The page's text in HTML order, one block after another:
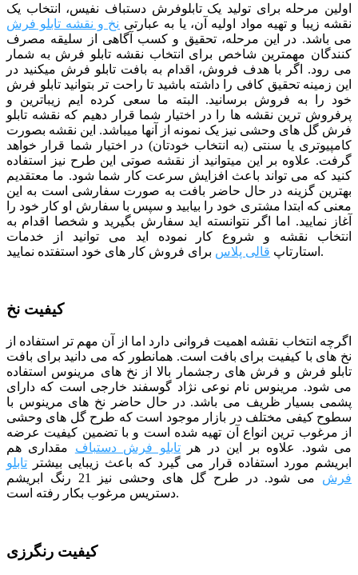
اولین مرحله برای تولید یک تابلوفرش دستباف نفیس، انتخاب یک
نقشه زیبا و تهیه مواد اولیه آن، یا به عبارتی نخ و نقشه تابلو فرش
می باشد. در این مرحله، تحقیق و کسب آگاهی از سلیقه مصرف
کنندگان مهمترین شاخص برای انتخاب نقشه تابلو فرش به شمار
می رود. اگر با هدف فروش، اقدام به بافت تابلو فرش میکنید در
این زمینه تحقیق کافی را داشته باشید تا راحت تر بتوانید تابلو فرش
خود را به فروش برسانید. البته ما سعی کرده ایم زیباترین و
پرفروش ترین نقشه ها را در اختیار شما قرار دهیم که نقشه تابلو
فرش گل های وحشی نیز یک نمونه از آنها میباشد. این نقشه بصورت
کامپیوتری یا سنتی (به انتخاب خودتان) در اختیار شما قرار خواهد
گرفت. علاوه بر این میتوانید از نقشه صوتی این طرح نیز استفاده
کنید که می تواند باعث افزایش سرعت کار شما شود. ما معتقدیم
بهترین گزینه در حال حاضر بافت به صورت سفارشی است به این
معنی که ابتدا مشتری خود را بیابید و سپس با سفارش او کار خود را
آغاز نمایید. اما اگر نتوانسته اید سفارش بگیرید و شخصا اقدام به
انتخاب نقشه و شروع کار نموده اید می توانید از خدمات
استارتاپ قالی پلاس برای فروش کار های خود استفتده نمایید.
کیفیت نخ
اگرچه انتخاب نقشه اهمیت فروانی دارد اما از آن مهم تر استفاده از
نخ های با کیفیت برای بافت است. همانطور که می دانید برای بافت
تابلو فرش و فرش های رجشمار بالا از نخ های مرینوس استفاده
می شود. مرینوس نام نوعی نژاد گوسفند خارجی است که دارای
پشمی بسیار ظریف می باشد. در حال حاضر نخ های مرینوس با
سطوح کیفی مختلف در بازار موجود است که طرح گل های وحشی
از مرغوب ترین انواع آن تهیه شده است و با تضمین کیفیت عرضه
می شود. علاوه بر این در هرتابلو فرش دستباف مقداری هم
ابریشم مورد استفاده قرار می گیرد که باعث زیبایی بیشتر
تابلو
فرش
می شود. در طرح گل های وحشی نیز 21 رنگ ابریشم
دستریس مرغوب بکار رفته است.
کیفیت رنگرزی